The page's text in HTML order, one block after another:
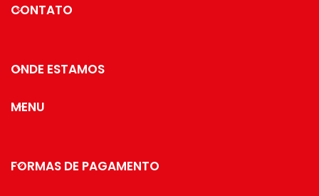
CONTATO
ONDE ESTAMOS
MENU
FORMAS DE PAGAMENTO